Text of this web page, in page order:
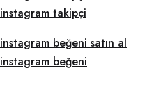
instagram takipçi
instagram beğeni satın al
instagram beğeni